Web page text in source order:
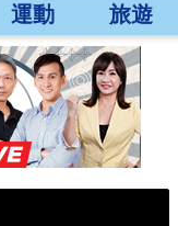
運動 旅遊